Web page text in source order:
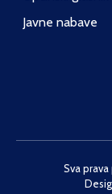
Javne nabave
Sva